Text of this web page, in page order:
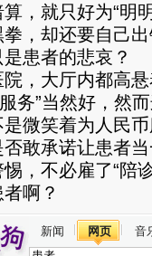
，就只好为“明
，却还要自己
患者的悲哀？
大厅内都高悬
务”当然好，然
微笑着为人民
否敢承诺让患
，不必雇了“陪
啊？
新闻 网页 音